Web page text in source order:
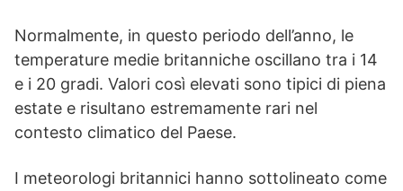
Normalmente, in questo periodo dell’anno, le
temperature medie britanniche oscillano tra i 14
e i 20 gradi. Valori così elevati sono tipici di piena
estate e risultano estremamente rari nel
contesto climatico del Paese.
I meteorologi britannici hanno sottolineato come